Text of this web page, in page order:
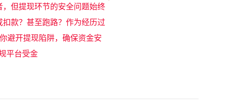
但提现环节的安全问题始终
款？甚至跑路？作为经历过
避开提现陷阱，确保资金安
平台受金